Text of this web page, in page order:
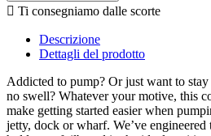
 Ti consegniamo dalle scorte
Descrizione
Dettagli del prodotto
Addicted to pump? Or just want to
no swell? Whatever your motive, this
make getting started easier when
jetty, dock or wharf. We’ve